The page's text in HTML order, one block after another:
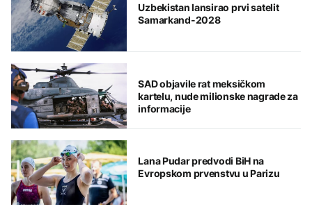
Uzbekistan lansirao prvi satelit
Samarkand-2028
SAD objavile rat meksičkom
kartelu, nude milionske nagrade za
informacije
Lana Pudar predvodi BiH na
Evropskom prvenstvu u Parizu